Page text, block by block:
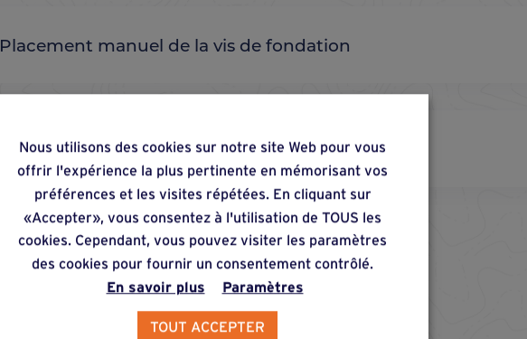
manuel de la vis de fondation
Stabilisation à l'aide de jambe de force
Nous utilisons des cookies sur notre site Web pour vous
offrir l'expérience la plus pertinente en mémorisant vos
préférences et les visites répétées. En cliquant sur
«Accepter», vous consentez à l'utilisation de TOUS les
cookies. Cependant, vous pouvez visiter les paramètres
des cookies pour fournir un consentement contrôlé.
En savoir plus
Paramètres
TOUT ACCEPTER